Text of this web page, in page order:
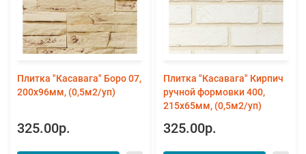
Плитка "Касавага" Боро 07,
200х96мм, (0,5м2/уп)
325.00р.
Плитка "Касавага" Кирпич
ручной формовки 400,
215х65мм, (0,5м2/уп)
325.00р.